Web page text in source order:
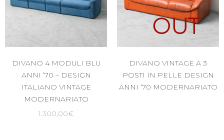
DIVANO 4 MODULI BLU
ANNI ’70 – DESIGN
ITALIANO VINTAGE
MODERNARIATO
1.300,00€
OUT
DIVANO VINTAGE A 3
POSTI IN PELLE DESIGN
ANNI ’70 MODERNARIATO